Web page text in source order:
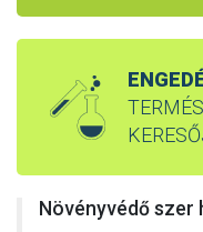
Növényvédő szer